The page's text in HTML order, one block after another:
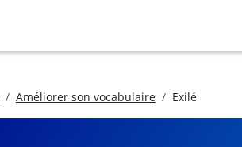
Améliorer son vocabulaire Exilé